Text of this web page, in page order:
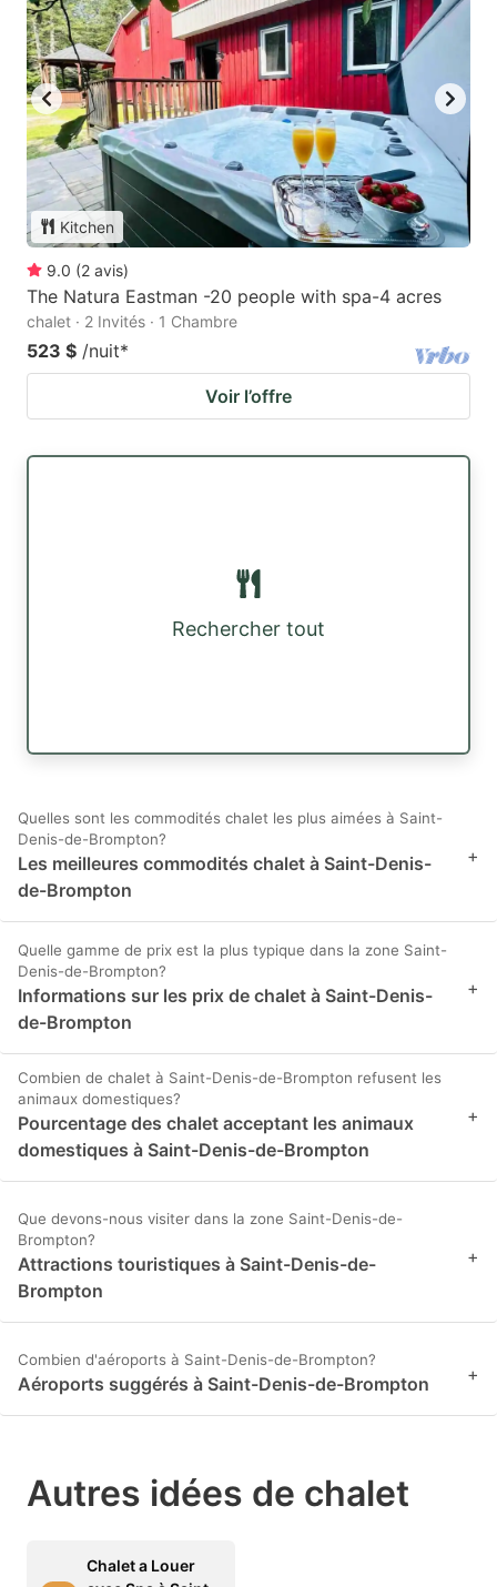
Kitchen
9.0 (2 avis)
The Natura Eastman -20 people with spa-4 acres
chalet · 2 Invités · 1 Chambre
523 $ /nuit*
Voir l’offre
Rechercher tout
Quelles sont les commodités chalet les plus aimées à Saint-
Denis-de-Brompton?
Les meilleures commodités chalet à Saint-Denis-
de-Brompton
+
Quelle gamme de prix est la plus typique dans la zone Saint-
Denis-de-Brompton?
Informations sur les prix de chalet à Saint-Denis-
de-Brompton
+
Combien de chalet à Saint-Denis-de-Brompton refusent les
animaux domestiques?
Pourcentage des chalet acceptant les animaux
domestiques à Saint-Denis-de-Brompton
+
Que devons-nous visiter dans la zone Saint-Denis-de-
Brompton?
Attractions touristiques à Saint-Denis-de-
Brompton
+
Combien d'aéroports à Saint-Denis-de-Brompton?
Aéroports suggérés à Saint-Denis-de-Brompton +
Autres idées de chalet
Chalet a Louer